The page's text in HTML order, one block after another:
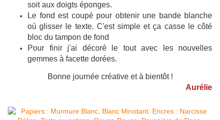
soit aux doigts éponges.
Le fond est coupé pour obtenir une bande blanche
où glisser le texte. C'est simple et ça casse le côté
bloc du tampon de fond
Pour finir j'ai décoré le tout avec les nouvelles
gemmes à facette dorées.
Bonne journée créative et à bientôt !
Aurélie